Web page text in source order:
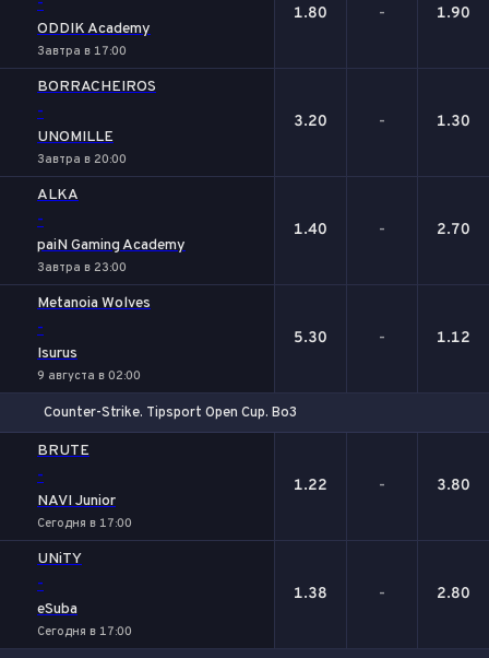
-
ODDIK Academy
Завтра в 17:00
1.80 - 1.90
BORRACHEIROS
-
UNOMILLE
Завтра в 20:00
3.20 - 1.30
ALKA
-
paiN Gaming Academy
Завтра в 23:00
1.40 - 2.70
Metanoia Wolves
-
Isurus
9 августа в 02:00
5.30 - 1.12
Counter-Strike. Tipsport Open Cup. Bo3
BRUTE
-
NAVI Junior
Сегодня в 17:00
1.22 - 3.80
UNiTY
-
eSuba
Сегодня в 17:00
1.38 - 2.80